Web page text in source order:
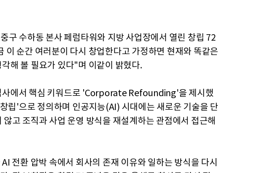
구 수하동 본사 페럼타워와 지방 사업장에서 열린 창립 72
이 순간 여러분이 다시 창업한다고 가정하면 현재와 똑같은
해 볼 필요가 있다"며 이같이 밝혔다.
사에서 핵심 키워드로 'Corporate Refounding'을 제시했
립'으로 정의하며 인공지능(AI) 시대에는 새로운 기술을 단
않고 조직과 사업 운영 방식을 재설계하는 관점에서 접근해
전환 압박 속에서 회사의 존재 이유와 일하는 방식을 다시